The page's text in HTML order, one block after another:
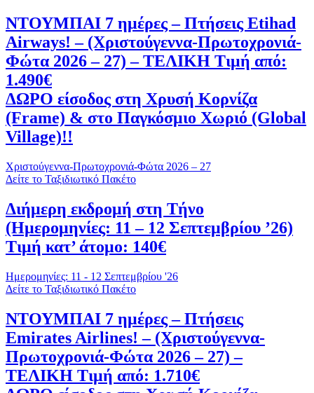
ΝΤΟΥΜΠΑΙ 7 ημέρες – Πτήσεις Etihad
Airways! – (Χριστούγεννα-Πρωτοχρονιά-
Φώτα 2026 – 27) – ΤΕΛΙΚΗ Τιμή από:
1.490€
ΔΩΡΟ είσοδος στη Χρυσή Κορνίζα
(Frame) & στο Παγκόσμιο Χωριό (Global
Village)!!
Χριστούγεννα-Πρωτοχρονιά-Φώτα 2026 – 27
Δείτε το Ταξιδιωτικό Πακέτο
Διήμερη εκδρομή στη Τήνο
(Ημερομηνίες: 11 – 12 Σεπτεμβρίου ’26)
Τιμή κατ’ άτομο: 140€
Ημερομηνίες: 11 - 12 Σεπτεμβρίου '26
Δείτε το Ταξιδιωτικό Πακέτο
ΝΤΟΥΜΠΑΙ 7 ημέρες – Πτήσεις
Emirates Airlines! – (Χριστούγεννα-
Πρωτοχρονιά-Φώτα 2026 – 27) –
ΤΕΛΙΚΗ Τιμή από: 1.710€